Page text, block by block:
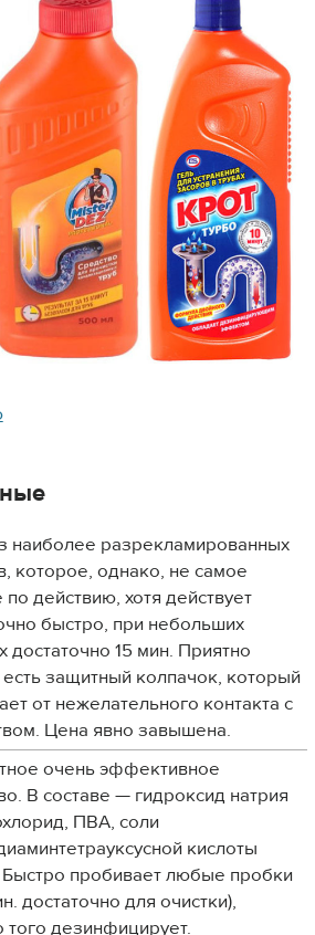
наиболее разрекламированных
которое, однако, не самое
действию, хотя действует
быстро, при небольших
достаточно 15 мин. Приятно
есть защитный колпачок, который
от нежелательного контакта с
Цена явно завышена.
очень эффективное
В составе — гидроксид натрия
ПВА, соли
кислоты
Быстро пробивает любые пробки
достаточно для очистки),
того дезинфицирует.